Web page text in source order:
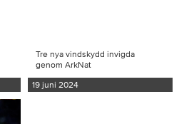
Tre nya vindskydd invigda
genom ArkNat
19 juni 2024